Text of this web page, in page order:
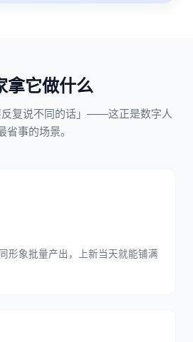
拿它做什么
复说不同的话」——这正是数字人
省事的场景。
形象批量产出，上新当天就能铺满